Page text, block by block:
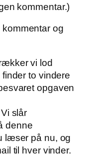
kommentar.)
og
vi lod
to vindere
opgaven
slår
denne
læser på nu, og
til hver vinder.